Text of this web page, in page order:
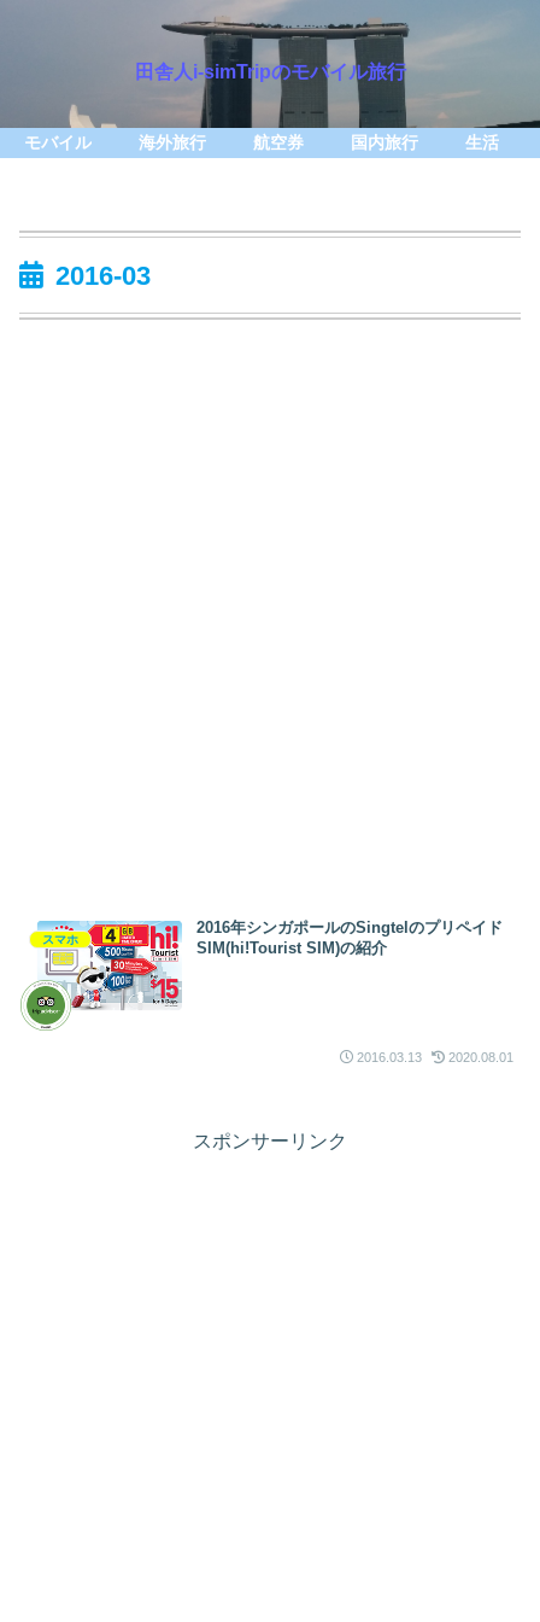
田舎人i-simTripのモバイル旅行
モバイル 海外旅行 航空券 国内旅行 生活
2016-03
スマホ
2016年シンガポールのSingtelのプリペイド
SIM(hi!Tourist SIM)の紹介
2016.03.13 2020.08.01
スポンサーリンク